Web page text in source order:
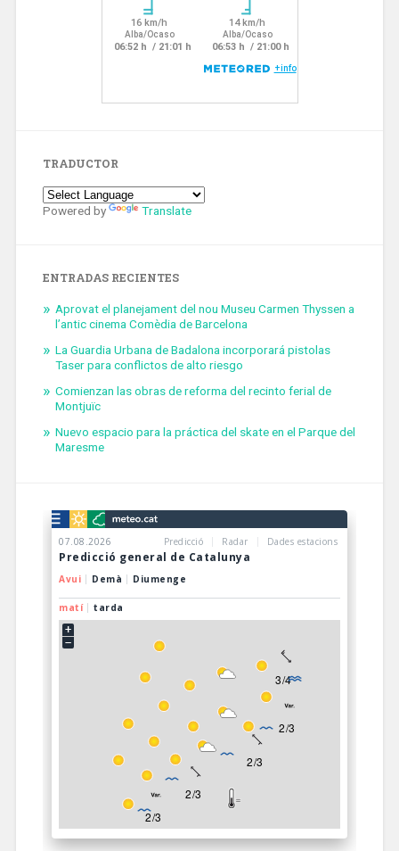
TRADUCTOR
Powered by Translate
ENTRADAS RECIENTES
Aprovat el planejament del nou Museu Carmen Thyssen a
l’antic cinema Comèdia de Barcelona
La Guardia Urbana de Badalona incorporará pistolas
Taser para conflictos de alto riesgo
Comienzan las obras de reforma del recinto ferial de
Montjuïc
Nuevo espacio para la práctica del skate en el Parque del
Maresme